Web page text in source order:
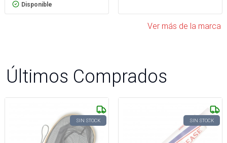
Disponible
Ver más de la marca
Últimos Comprados
SIN STOCK SIN STOCK